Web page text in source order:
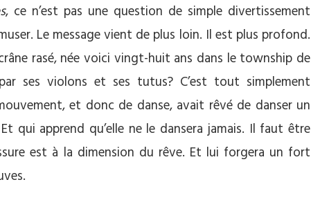
, ce n’est pas une question de simple divertissement
Le message vient de plus loin. Il est plus profond.
rasé, née voici vingt-huit ans dans le township de
ses violons et ses tutus? C’est tout simplement
et donc de danse, avait rêvé de danser un
qui apprend qu’elle ne le dansera jamais. Il faut être
est à la dimension du rêve. Et lui forgera un fort